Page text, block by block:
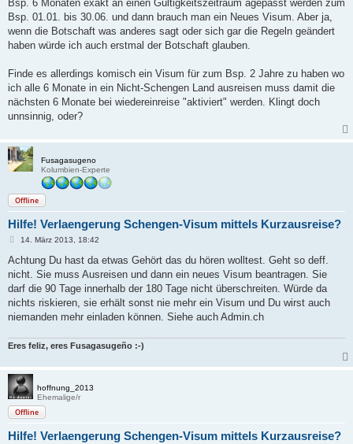
r
a
g
Bsp. 6 Monaten exakt an einen Gültigkeitszeitraum agepasst werden zum
Bsp. 01.01. bis 30.06. und dann brauch man ein Neues Visum. Aber ja,
wenn die Botschaft was anderes sagt oder sich gar die Regeln geändert
haben würde ich auch erstmal der Botschaft glauben.
Finde es allerdings komisch ein Visum für zum Bsp. 2 Jahre zu haben wo
ich alle 6 Monate in ein Nicht-Schengen Land ausreisen muss damit die
nächsten 6 Monate bei wiedereinreise "aktiviert" werden. Klingt doch
unnsinnig, oder?
Fusagasugeno
Kolumbien-Experte
Offline
Hilfe! Verlaengerung Schengen-Visum mittels Kurzausreise?
B
i
r
a
14. März 2013, 18:42
Achtung Du hast da etwas Gehört das du hören wolltest. Geht so deff.
nicht. Sie muss Ausreisen und dann ein neues Visum beantragen. Sie
darf die 90 Tage innerhalb der 180 Tage nicht überschreiten. Würde da
nichts riskieren, sie erhält sonst nie mehr ein Visum und Du wirst auch
niemanden mehr einladen können. Siehe auch Admin.ch
Eres feliz, eres Fusagasugeño :-)
hoffnung_2013
Ehemalige/r
Offline
Hilfe! Verlaengerung Schengen-Visum mittels Kurzausreise?